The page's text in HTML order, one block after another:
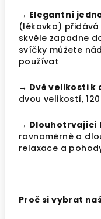
→ Elegantní
(lékovka)
skvěle zapadne
svíčky můžete
používat
→ Dvě velikosti k
dvou velikostí,
→ Dlouhotrvající
rovnoměrně a
relaxace a
Proč si vybrat